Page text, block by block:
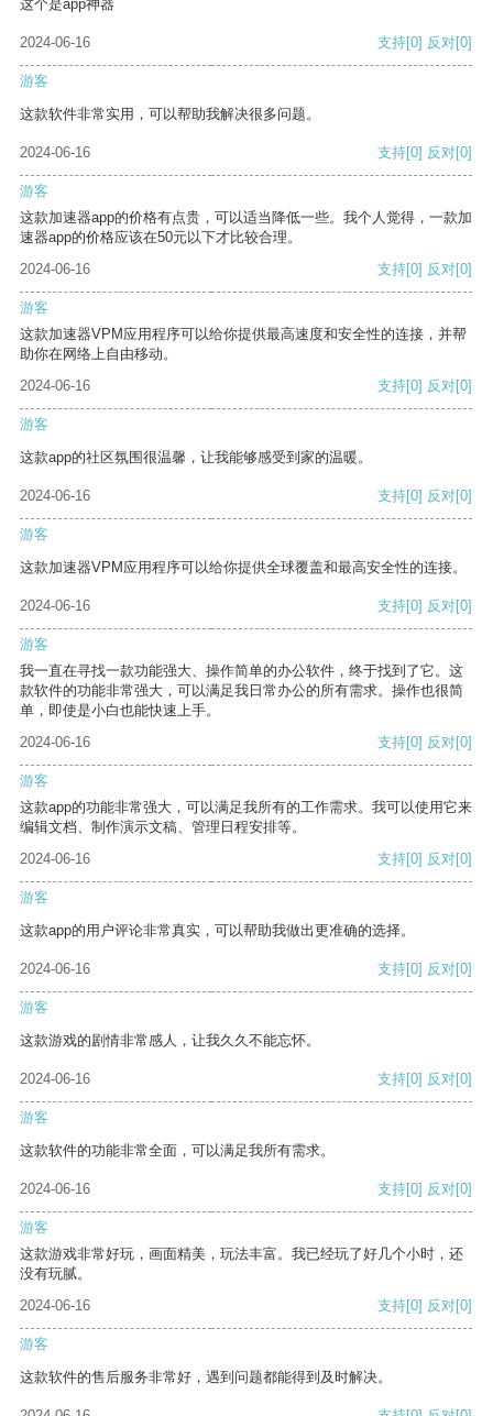
这个是app神器
2024-06-16 支持[0] 反对[0]
游客
这款软件非常实用，可以帮助我解决很多问题。
2024-06-16 支持[0] 反对[0]
游客
这款加速器app的价格有点贵，可以适当降低一些。我个人觉得，一款加
速器app的价格应该在50元以下才比较合理。
2024-06-16
支持[0] 反对[0]
游客
这款加速器VPM应用程序可以给你提供最高速度和安全性的连接，并帮
助你在网络上自由移动。
2024-06-16
支持[0] 反对[0]
游客
这款app的社区氛围很温馨，让我能够感受到家的温暖。
2024-06-16 支持[0] 反对[0]
游客
这款加速器VPM应用程序可以给你提供全球覆盖和最高安全性的连接。
2024-06-16 支持[0] 反对[0]
游客
我一直在寻找一款功能强大、操作简单的办公软件，终于找到了它。这
款软件的功能非常强大，可以满足我日常办公的所有需求。操作也很简
单，即使是小白也能快速上手。
2024-06-16
支持[0] 反对[0]
游客
这款app的功能非常强大，可以满足我所有的工作需求。我可以使用它来
编辑文档、制作演示文稿、管理日程安排等。
2024-06-16
支持[0] 反对[0]
游客
这款app的用户评论非常真实，可以帮助我做出更准确的选择。
2024-06-16 支持[0] 反对[0]
游客
这款游戏的剧情非常感人，让我久久不能忘怀。
2024-06-16 支持[0] 反对[0]
游客
这款软件的功能非常全面，可以满足我所有需求。
2024-06-16 支持[0] 反对[0]
游客
这款游戏非常好玩，画面精美，玩法丰富。我已经玩了好几个小时，还
没有玩腻。
2024-06-16
支持[0] 反对[0]
游客
这款软件的售后服务非常好，遇到问题都能得到及时解决。